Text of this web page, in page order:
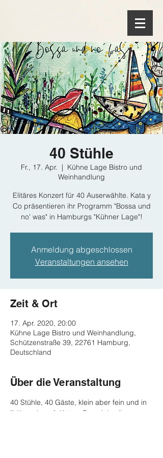
40 Stühle
Fr., 17. Apr.
  |
Kühne Lage Bistro und
Weinhandlung
Elitäres Konzert für 40 Auserwählte. Kata y
Co präsentieren ihr Programm "Bossa und
no' was" in Hamburgs "Kühner Lage"!
Anmeldung abgeschlossen
Veranstaltungen ansehen
Zeit & Ort
17. Apr. 2020, 20:00
Kühne Lage Bistro und Weinhandlung,
Schützenstraße 39, 22761 Hamburg,
Deutschland
Über die Veranstaltung
40 Stühle, 40 Gäste, klein aber fein und in
"kühner Lage". Kata y Co spielen ihr